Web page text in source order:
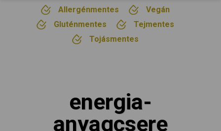
Allergénmentes
Vegán
Gluténmentes
Tejmentes
Tojásmentes
energia-
anyagcsere